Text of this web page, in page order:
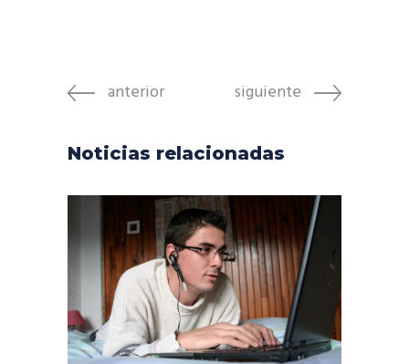
anterior siguiente
Noticias relacionadas